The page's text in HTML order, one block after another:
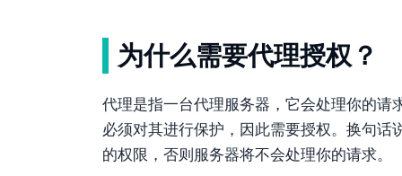
为什么需要代理授权？
代理是指一台代理服务器，它会处理你的
必须对其进行保护，因此需要授权。换句
的权限，否则服务器将不会处理你的请求。